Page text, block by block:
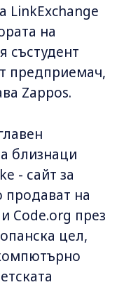
LinkExchange
на
състудент
предприемач,
Zappos.
близнаци
- сайт за
продават на
Code.org през
цел,